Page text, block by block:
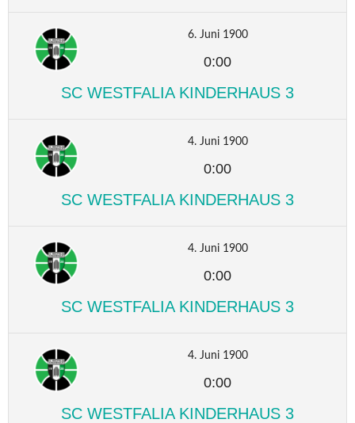
6. Juni 1900
0:00
SC WESTFALIA KINDERHAUS 3
4. Juni 1900
0:00
SC WESTFALIA KINDERHAUS 3
4. Juni 1900
0:00
SC WESTFALIA KINDERHAUS 3
4. Juni 1900
0:00
SC WESTFALIA KINDERHAUS 3